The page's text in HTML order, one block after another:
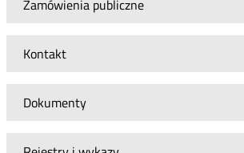
Zamówienia publiczne
Kontakt
Dokumenty